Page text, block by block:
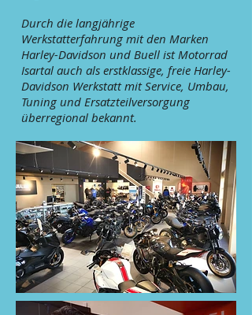
Durch die langjährige
Werkstatterfahrung mit den Marken
Harley-Davidson und Buell ist Motorrad
Isartal auch als erstklassige, freie Harley-
Davidson Werkstatt mit Service, Umbau,
Tuning und Ersatzteilversorgung
überregional bekannt.